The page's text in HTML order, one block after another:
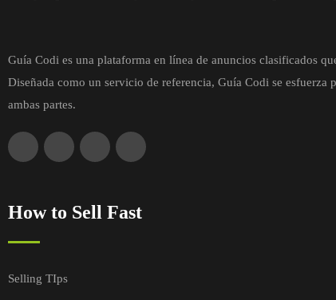
Guía Codi es una plataforma en línea de anuncios clasificados
Diseñada como un servicio de referencia, Guía Codi se
ambas partes.
How to Sell Fast
Selling TIps